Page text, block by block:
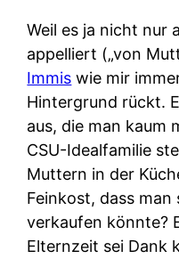
Weil es ja nicht nur
appelliert („von
Immis wie mir
Hintergrund rückt.
aus, die man kaum
CSU-Idealfamilie
Muttern in der
Feinkost, dass man
verkaufen könnte?
Elternzeit sei Dank